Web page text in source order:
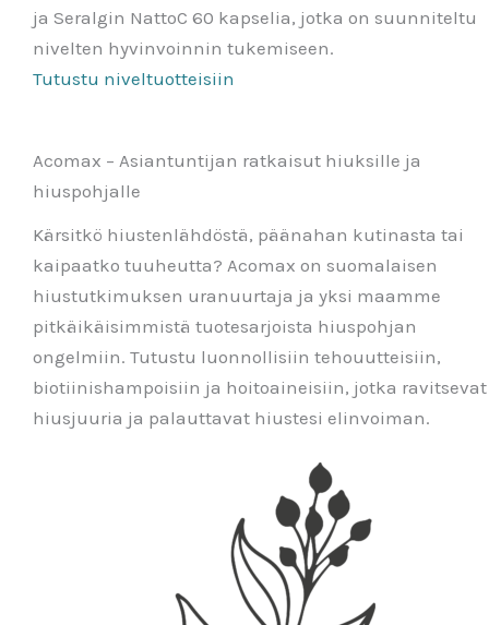
ja Seralgin NattoC 60 kapselia, jotka on suunniteltu
nivelten hyvinvoinnin tukemiseen.
Tutustu niveltuotteisiin
Acomax – Asiantuntijan ratkaisut hiuksille ja
hiuspohjalle
Kärsitkö hiustenlähdöstä, päänahan kutinasta tai
kaipaatko tuuheutta? Acomax on suomalaisen
hiustutkimuksen uranuurtaja ja yksi maamme
pitkäikäisimmistä tuotesarjoista hiuspohjan
ongelmiin. Tutustu luonnollisiin tehouutteisiin,
biotiinishampoisiin ja hoitoaineisiin, jotka ravitsevat
hiusjuuria ja palauttavat hiustesi elinvoiman.